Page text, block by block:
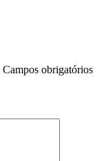
Campos obrigatórios